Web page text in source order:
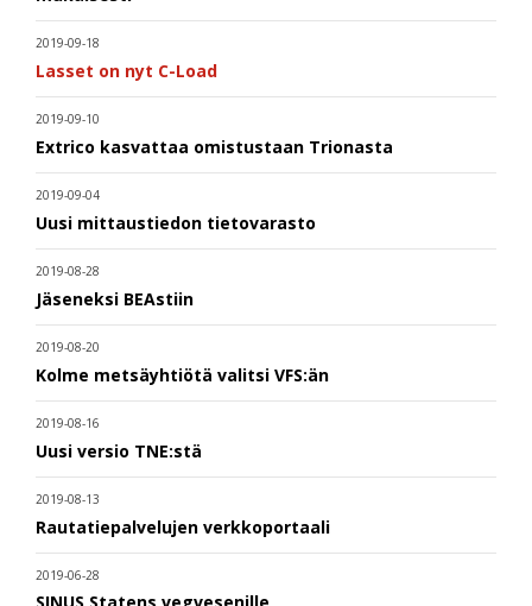
2019-09-18
Lasset on nyt C-Load
2019-09-10
Extrico kasvattaa omistustaan Trionasta
2019-09-04
Uusi mittaustiedon tietovarasto
2019-08-28
Jäseneksi BEAstiin
2019-08-20
Kolme metsäyhtiötä valitsi VFS:än
2019-08-16
Uusi versio TNE:stä
2019-08-13
Rautatiepalvelujen verkkoportaali
2019-06-28